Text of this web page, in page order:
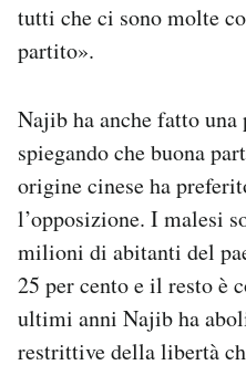
tutti che ci sono molte
partito».
Najib ha anche fatto
spiegando che buona
origine cinese ha
l’opposizione. I malesi
milioni di abitanti del
25 per cento e il resto è
ultimi anni Najib ha
restrittive della libertà